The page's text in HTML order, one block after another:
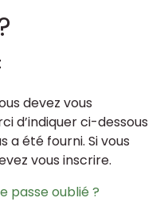
devez vous
d’indiquer ci-dessous
a été fourni. Si vous
vous inscrire.
passe oublié ?